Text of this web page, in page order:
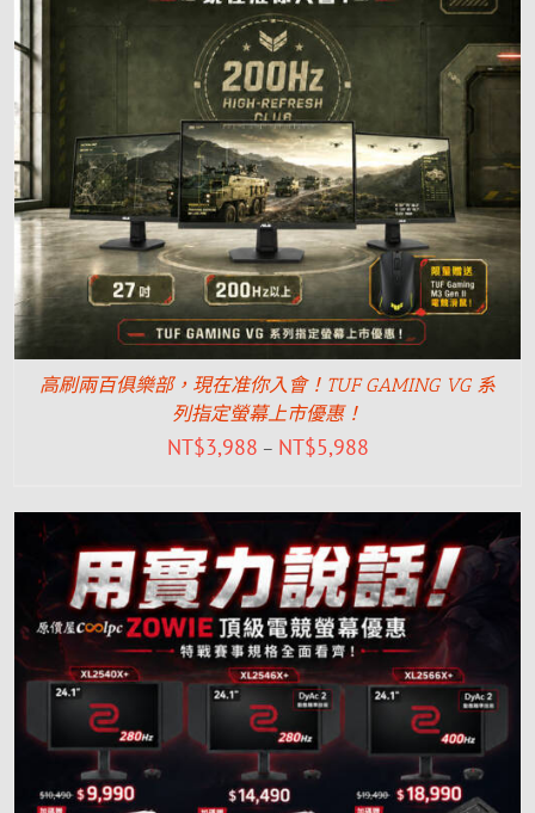
高刷兩百俱樂部，現在准你入會！TUF GAMING VG 系
列指定螢幕上市優惠！
NT$3,988 – NT$5,988